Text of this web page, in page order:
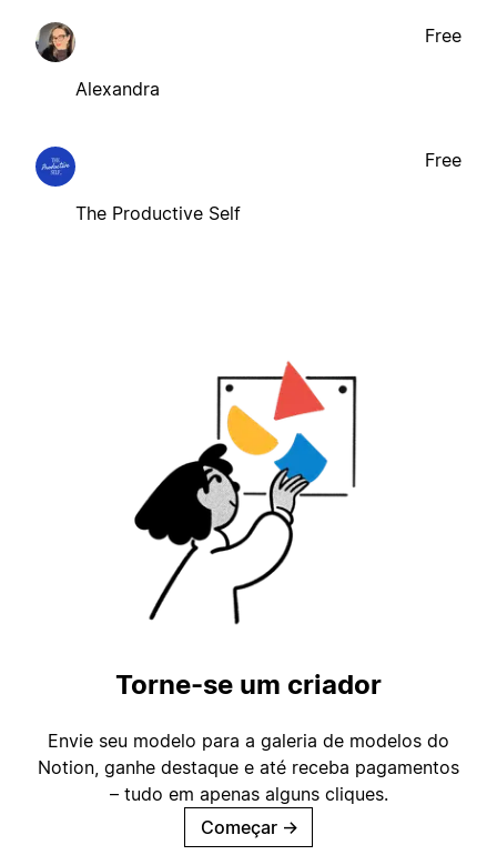
Alexandra
Free
The Productive Self
Free
Torne-se um criador
Envie seu modelo para a galeria de modelos do
Notion, ganhe destaque e até receba pagamentos
– tudo em apenas alguns cliques.
Começar →